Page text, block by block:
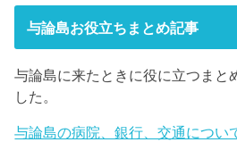
与論島お役立ちまとめ記事
与論島に来たときに役に立つまと
した。
与論島の病院、銀行、交通につい